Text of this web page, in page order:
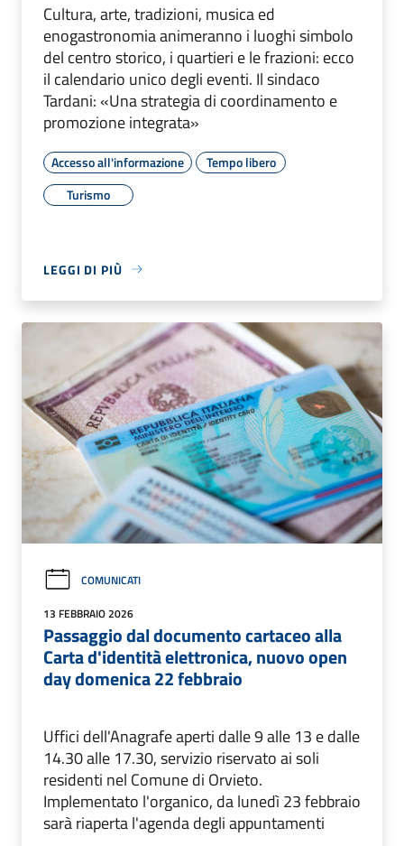
Cultura, arte, tradizioni, musica ed
enogastronomia animeranno i luoghi simbolo
del centro storico, i quartieri e le frazioni: ecco
il calendario unico degli eventi. Il sindaco
Tardani: «Una strategia di coordinamento e
promozione integrata»
Accesso all'informazione
Tempo libero
Turismo
LEGGI DI PIÙ
COMUNICATI
13 FEBBRAIO 2026
Passaggio dal documento cartaceo alla
Carta d'identità elettronica, nuovo open
day domenica 22 febbraio
Uffici dell'Anagrafe aperti dalle 9 alle 13 e dalle
14.30 alle 17.30, servizio riservato ai soli
residenti nel Comune di Orvieto.
Implementato l'organico, da lunedì 23 febbraio
sarà riaperta l'agenda degli appuntamenti